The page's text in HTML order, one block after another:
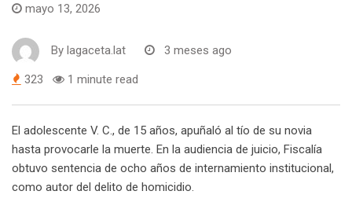
mayo 13, 2026
By lagaceta.lat 3 meses ago
323 1 minute read
El adolescente V. C., de 15 años, apuñaló al tío de su novia
hasta provocarle la muerte. En la audiencia de juicio, Fiscalía
obtuvo sentencia de ocho años de internamiento institucional,
como autor del delito de homicidio.